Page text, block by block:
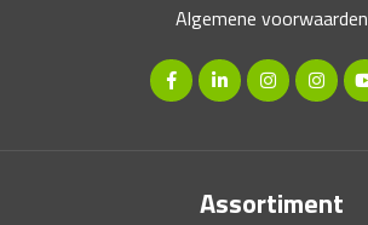
Algemene voorwaarden
Assortiment